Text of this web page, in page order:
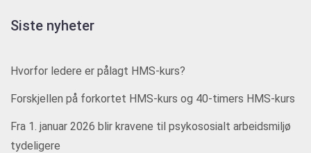
Siste nyheter
Hvorfor ledere er pålagt HMS-kurs?
Forskjellen på forkortet HMS-kurs og 40-timers HMS-kurs
Fra 1. januar 2026 blir kravene til psykososialt arbeidsmiljø
tydeligere